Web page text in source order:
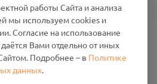
«Смоленский
работы Сайта и анализа
мы используем cookies и
Согласие на использование
Вами отдельно от иных
Подробнее – в Политике
данных.